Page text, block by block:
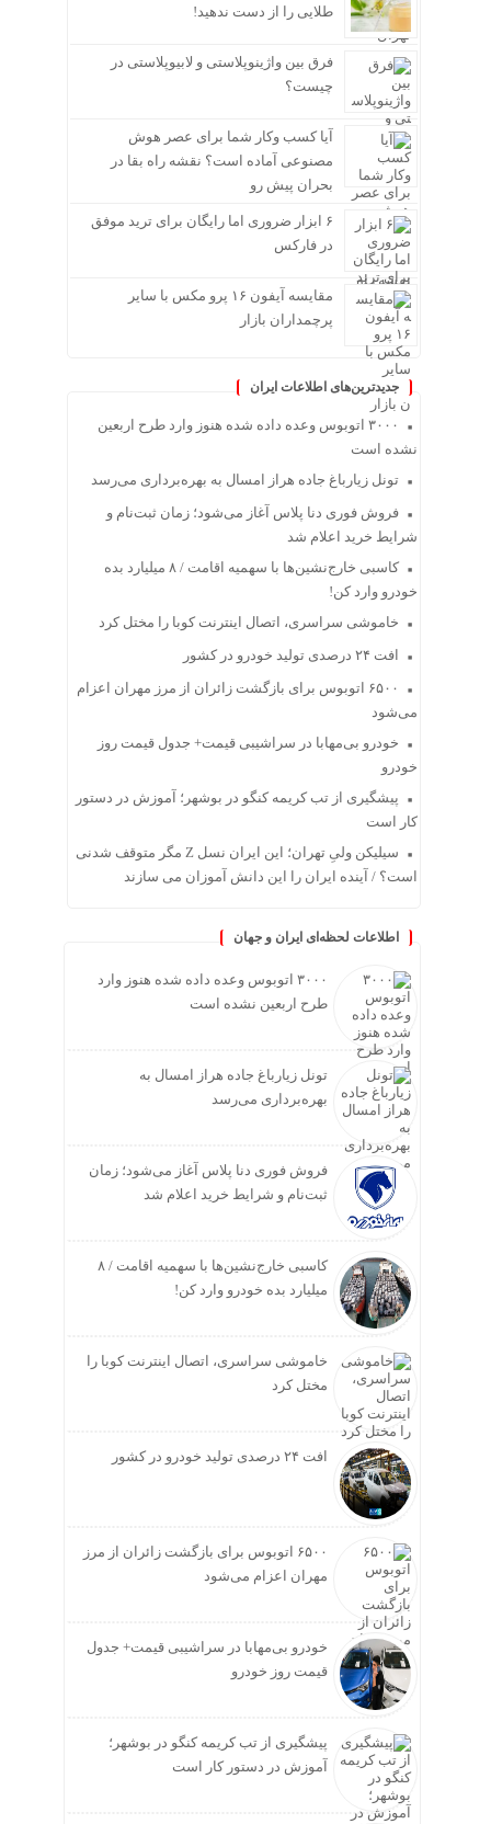
طلایی را از دست ندهید!
فرق بین واژینوپلاستی و لابیوپلاستی در
چیست؟
آیا کسب وکار شما برای عصر هوش
مصنوعی آماده است؟ نقشه راه بقا در
بحران پیش رو
۶ ابزار ضروری اما رایگان برای ترید موفق
در فارکس
مقایسه آیفون ۱۶ پرو مکس با سایر
پرچمداران بازار
جدیدترین‌های اطلاعات ایران
۳۰۰۰ اتوبوس وعده داده شده هنوز وارد طرح اربعین
نشده است
تونل زیارباغ جاده هراز امسال به بهره‌برداری می‌رسد
فروش فوری دنا پلاس آغاز می‌شود؛ زمان ثبت‌نام و
شرایط خرید اعلام شد
کاسبی خارج‌نشین‌ها با سهمیه اقامت / ۸ میلیارد بده
خودرو وارد کن!
خاموشی سراسری، اتصال اینترنت کوبا را مختل کرد
افت ۲۴ درصدی تولید خودرو در کشور
۶۵۰۰ اتوبوس برای بازگشت زائران از مرز مهران اعزام
می‌شود
خودرو بی‌مهابا در سراشیبی قیمت+ جدول قیمت روز
خودرو
پیشگیری از تب کریمه کنگو در بوشهر؛ آموزش در دستور
کار است
سیلیکن ولیِ تهران؛ این ایران نسل Z مگر متوقف شدنی
است؟ / آینده ایران را این دانش آموزان می سازند
اطلاعات لحظه‌ای ایران و جهان
۳۰۰۰ اتوبوس وعده داده شده هنوز وارد
طرح اربعین نشده است
تونل زیارباغ جاده هراز امسال به
بهره‌برداری می‌رسد
فروش فوری دنا پلاس آغاز می‌شود؛ زمان
ثبت‌نام و شرایط خرید اعلام شد
کاسبی خارج‌نشین‌ها با سهمیه اقامت / ۸
میلیارد بده خودرو وارد کن!
خاموشی سراسری، اتصال اینترنت کوبا را
مختل کرد
افت ۲۴ درصدی تولید خودرو در کشور
۶۵۰۰ اتوبوس برای بازگشت زائران از مرز
مهران اعزام می‌شود
خودرو بی‌مهابا در سراشیبی قیمت+ جدول
قیمت روز خودرو
پیشگیری از تب کریمه کنگو در بوشهر؛
آموزش در دستور کار است